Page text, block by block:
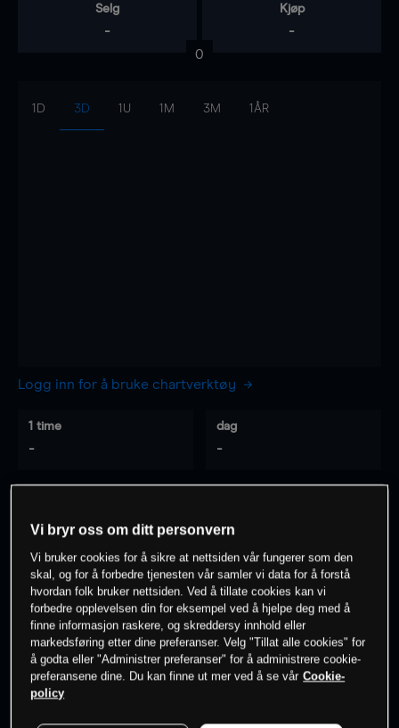
Selg
-
Kjøp
-
0
1D 3D 1U 1M 3M 1ÅR
Logg inn for å bruke chartverktøy
1 time
-
dag
-
- -
0% av kunder erpå dette instrumentet
Søk om konto
Vi bryr oss om ditt personvern
Vi bruker cookies for å sikre at nettsiden vår fungerer som den
skal, og for å forbedre tjenesten vår samler vi data for å forstå
hvordan folk bruker nettsiden. Ved å tillate cookies kan vi
forbedre opplevelsen din for eksempel ved å hjelpe deg med å
finne informasjon raskere, og skreddersy innhold eller
markedsføring etter dine preferanser. Velg "Tillat alle cookies" for
å godta eller "Administrer preferanser" for å administrere cookie-
preferansene dine. Du kan finne ut mer ved å se vår Cookie-
policy